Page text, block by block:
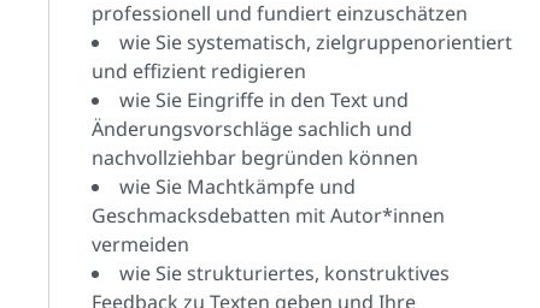
professionell und fundiert einzuschätzen
wie Sie systematisch, zielgruppenorientiert
und effizient redigieren
wie Sie Eingriffe in den Text und
Änderungsvorschläge sachlich und
nachvollziehbar begründen können
wie Sie Machtkämpfe und
Geschmacksdebatten mit Autor*innen
vermeiden
wie Sie strukturiertes, konstruktives
Feedback zu Texten geben und Ihre